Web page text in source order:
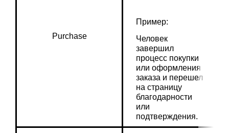
Purchase
Пример:
Человек
завершил
процесс покупки
или оформления
заказа и перешел
на страницу
благодарности
или
подтверждения.